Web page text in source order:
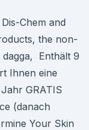
Chem and
the non-
Enthält 9
Ihnen eine
GRATIS
(danach
Your Skin